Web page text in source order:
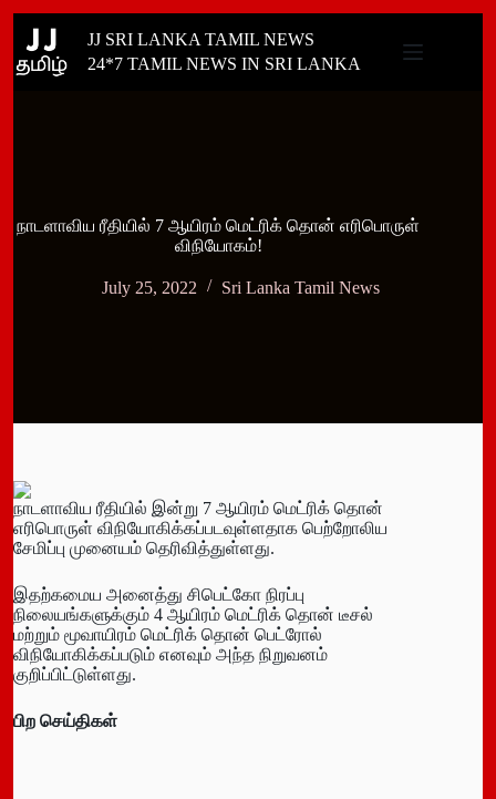
content
JJ SRI LANKA TAMIL NEWS
24*7 TAMIL NEWS IN SRI LANKA
நாடளாவிய ரீதியில் 7 ஆயிரம் மெட்ரிக் தொன் எரிபொருள்
விநியோகம்!
July 25, 2022 Sri Lanka Tamil News
நாடளாவிய ரீதியில் இன்று 7 ஆயிரம் மெட்ரிக் தொன்
எரிபொருள் விநியோகிக்கப்படவுள்ளதாக பெற்றோலிய
சேமிப்பு முனையம் தெரிவித்துள்ளது.
இதற்கமைய அனைத்து சிபெட்கோ நிரப்பு
நிலையங்களுக்கும் 4 ஆயிரம் மெட்ரிக் தொன் டீசல்
மற்றும் மூவாயிரம் மெட்ரிக் தொன் பெட்ரோல்
விநியோகிக்கப்படும் எனவும் அந்த நிறுவனம்
குறிப்பிட்டுள்ளது.
பிற செய்திகள்